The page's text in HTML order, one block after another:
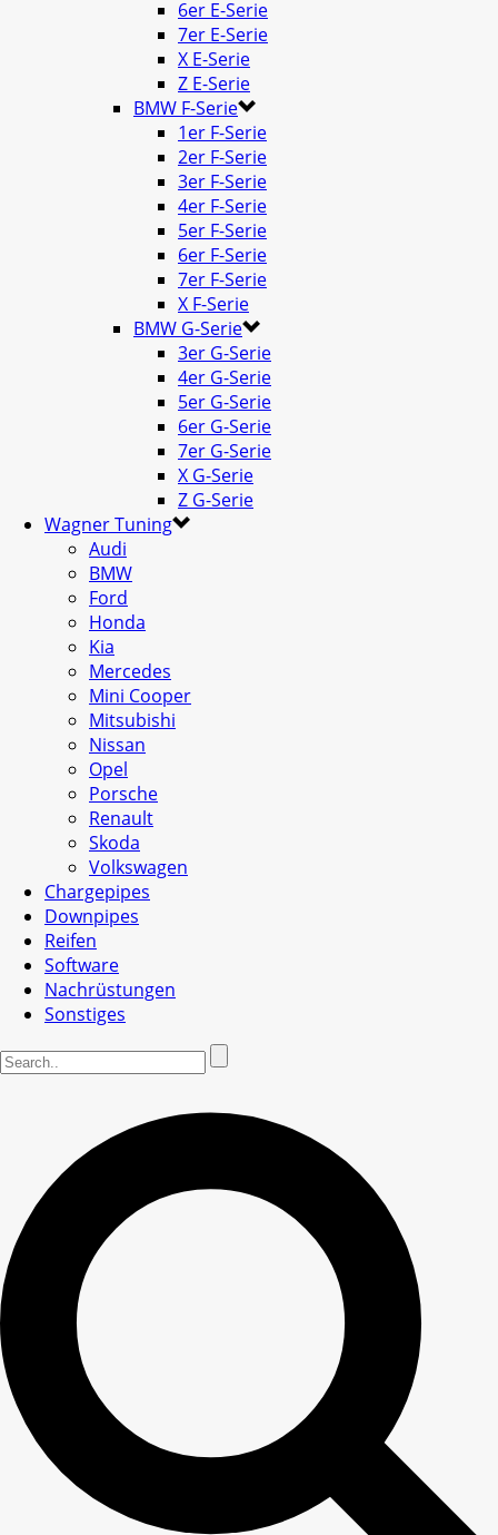
6er E-Serie
7er E-Serie
X E-Serie
Z E-Serie
BMW F-Serie
1er F-Serie
2er F-Serie
3er F-Serie
4er F-Serie
5er F-Serie
6er F-Serie
7er F-Serie
X F-Serie
BMW G-Serie
3er G-Serie
4er G-Serie
5er G-Serie
6er G-Serie
7er G-Serie
X G-Serie
Z G-Serie
Wagner Tuning
Audi
BMW
Ford
Honda
Kia
Mercedes
Mini Cooper
Mitsubishi
Nissan
Opel
Porsche
Renault
Skoda
Volkswagen
Chargepipes
Downpipes
Reifen
Software
Nachrüstungen
Sonstiges